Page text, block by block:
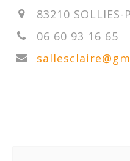
83210 SOLLIES-
06 60 93 16 65